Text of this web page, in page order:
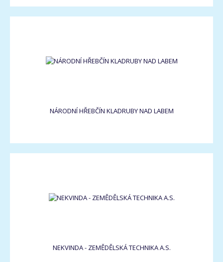
NÁRODNÍ HŘEBČÍN KLADRUBY NAD LABEM
NEKVINDA - ZEMĚDĚLSKÁ TECHNIKA A.S.